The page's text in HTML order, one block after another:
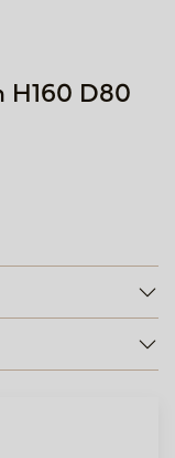
H160 D80